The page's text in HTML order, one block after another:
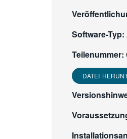
Software-Typ:
Teilenummer:
DATEI